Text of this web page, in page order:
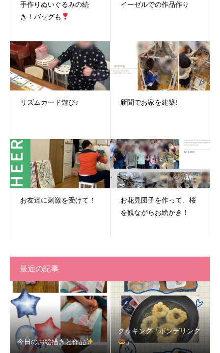
手作りぬいぐるみの続
き！バッグも
イーゼルでの作品作り
リズムカード遊び♪ 新聞でお家を建築!
お友達に刺激を受けて！
お花見団子を作って、桜
を観ながらお絵かき！
最近の記事
今日のお絵描きと作品
クッキング「ポンデリング
」